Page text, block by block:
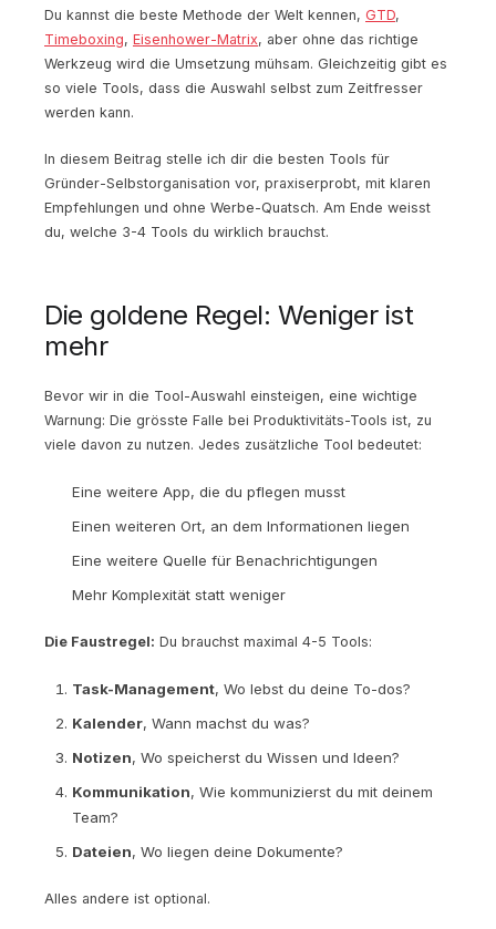
Du kannst die beste Methode der Welt kennen, GTD,
Timeboxing, Eisenhower-Matrix, aber ohne das richtige
Werkzeug wird die Umsetzung mühsam. Gleichzeitig gibt es
so viele Tools, dass die Auswahl selbst zum Zeitfresser
werden kann.
In diesem Beitrag stelle ich dir die besten Tools für
Gründer-Selbstorganisation vor, praxiserprobt, mit klaren
Empfehlungen und ohne Werbe-Quatsch. Am Ende weisst
du, welche 3-4 Tools du wirklich brauchst.
Die goldene Regel: Weniger ist
mehr
Bevor wir in die Tool-Auswahl einsteigen, eine wichtige
Warnung: Die grösste Falle bei Produktivitäts-Tools ist, zu
viele davon zu nutzen. Jedes zusätzliche Tool bedeutet:
Eine weitere App, die du pflegen musst
Einen weiteren Ort, an dem Informationen liegen
Eine weitere Quelle für Benachrichtigungen
Mehr Komplexität statt weniger
Die Faustregel: Du brauchst maximal 4-5 Tools:
Task-Management, Wo lebst du deine To-dos?
Kalender, Wann machst du was?
Notizen, Wo speicherst du Wissen und Ideen?
Kommunikation, Wie kommunizierst du mit deinem
Team?
Dateien, Wo liegen deine Dokumente?
Alles andere ist optional.